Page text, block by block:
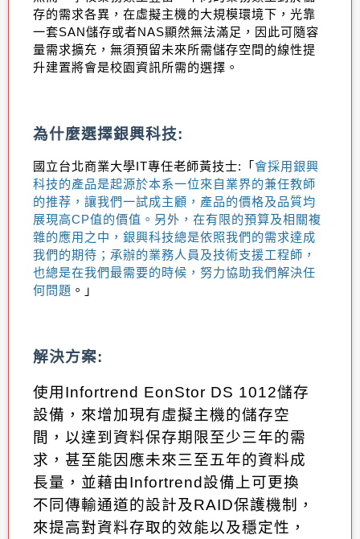
存的需求各異，在虛擬主機的大規模環境下，光靠
一套SAN儲存或者NAS顯然無法滿足，因此可隨容
量需求擴充，無須預留未來所需儲存空間的線性提
升建置將會是校園資訊所需的選擇。
為什麼選擇銀興科技:
國立台北商業大學IT專任老師黃技士: 「 會採用銀興
科技的產品是起源於本系一位來自業界的兼任教師
的推荐，讓我們一試成主顧，產品的價格及品質均
展現高CP值的價值。另外，在有限的預算及相關複
雜的應用之中，銀興科技總是依照我們的需求達成
我們的期待；承辦的業務人員及技術支援工程師，
也總是在我們最需要的時候，努力協助我們解決任
何問題 。」
解決方案:
使用Infortrend EonStor DS 1012儲存
設備，來增加現有虛擬主機的儲存空
間，以達到資料保存期限至少三年的需
求，甚至能因應未來三至五年的資料成
長量，並藉由Infortrend設備上可更換
不同傳輸通道的設計及RAID保護機制，
來提高對資料存取的效能以及穩定性，